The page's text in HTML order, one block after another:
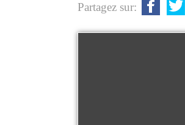
Partagez sur: